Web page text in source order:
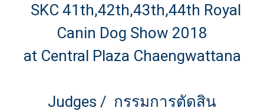
SKC 41th,42th,43th,44th Royal
Canin Dog Show 2018
at Central Plaza Chaengwattana
Judges / กรรมการตัดสิน